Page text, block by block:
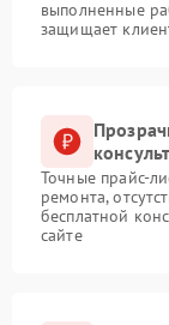
выполненные
защищает
Точные прайс-
ремонта,
бесплатной
сайте